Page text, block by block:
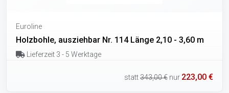
Euroline
Holzbohle, ausziehbar Nr. 114 Länge 2,10 - 3,60 m
Lieferzeit 3 - 5 Werktage
statt343,00 € nur 223,00 €